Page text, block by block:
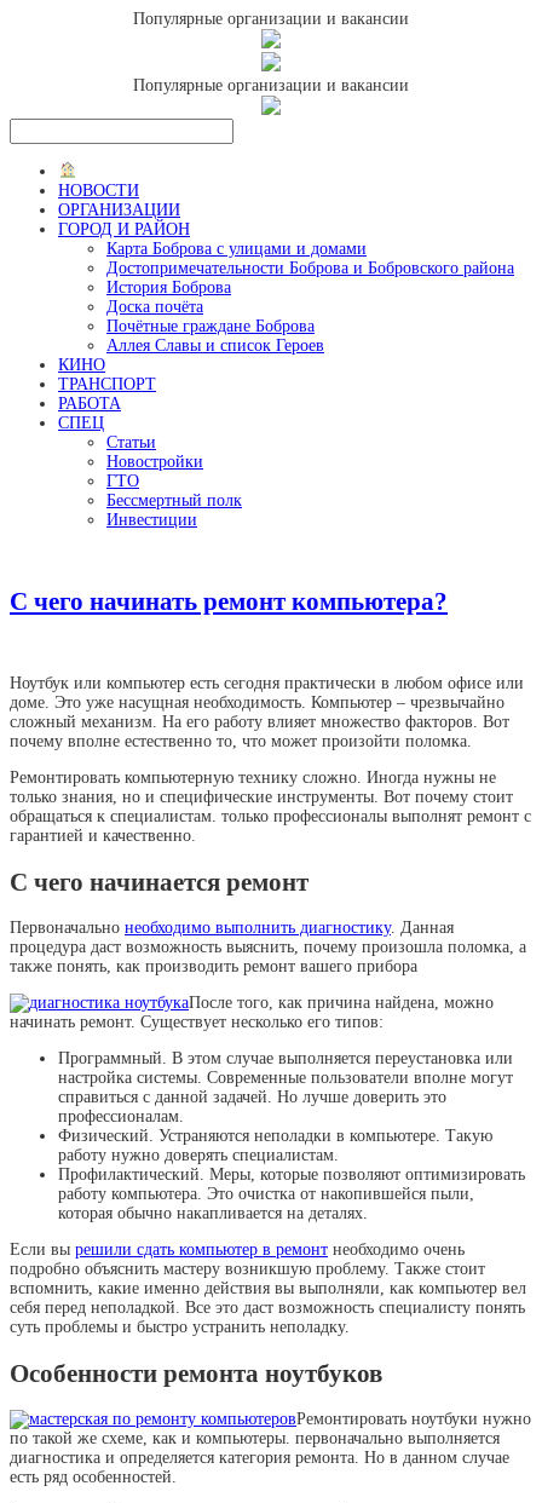
Популярные организации и вакансии
Популярные организации и вакансии
НОВОСТИ
ОРГАНИЗАЦИИ
ГОРОД И РАЙОН
Карта Боброва с улицами и домами
Достопримечательности Боброва и Бобровского района
История Боброва
Доска почёта
Почётные граждане Боброва
Аллея Славы и список Героев
КИНО
ТРАНСПОРТ
РАБОТА
СПЕЦ
Статьи
Новостройки
ГТО
Бессмертный полк
Инвестиции
С чего начинать ремонт компьютера?
Ноутбук или компьютер есть сегодня практически в любом офисе или
доме. Это уже насущная необходимость. Компьютер – чрезвычайно
сложный механизм. На его работу влияет множество факторов. Вот
почему вполне естественно то, что может произойти поломка.
Ремонтировать компьютерную технику сложно. Иногда нужны не
только знания, но и специфические инструменты. Вот почему стоит
обращаться к специалистам. только профессионалы выполнят ремонт с
гарантией и качественно.
С чего начинается ремонт
Первоначально необходимо выполнить диагностику. Данная
процедура даст возможность выяснить, почему произошла поломка, а
также понять, как производить ремонт вашего прибора
После того, как причина найдена, можно
начинать ремонт. Существует несколько его типов:
Программный. В этом случае выполняется переустановка или
настройка системы. Современные пользователи вполне могут
справиться с данной задачей. Но лучше доверить это
профессионалам.
Физический. Устраняются неполадки в компьютере. Такую
работу нужно доверять специалистам.
Профилактический. Меры, которые позволяют оптимизировать
работу компьютера. Это очистка от накопившейся пыли,
которая обычно накапливается на деталях.
Если вы решили сдать компьютер в ремонт необходимо очень
подробно объяснить мастеру возникшую проблему. Также стоит
вспомнить, какие именно действия вы выполняли, как компьютер вел
себя перед неполадкой. Все это даст возможность специалисту понять
суть проблемы и быстро устранить неполадку.
Особенности ремонта ноутбуков
Ремонтировать ноутбуки нужно
по такой же схеме, как и компьютеры. первоначально выполняется
диагностика и определяется категория ремонта. Но в данном случае
есть ряд особенностей.